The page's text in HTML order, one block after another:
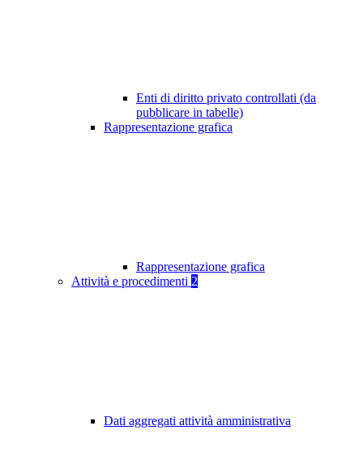
Enti di diritto privato controllati (da
pubblicare in tabelle)
Rappresentazione grafica
Rappresentazione grafica
Attività e procedimenti 2
Dati aggregati attività amministrativa